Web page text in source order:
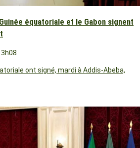
équatoriale et le Gabon signent
ont signé, mardi à Addis-Abeba,